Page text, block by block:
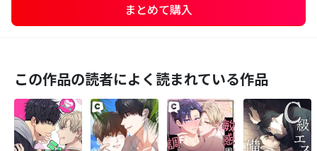
まとめて購入
この作品の読者によく読まれている作品